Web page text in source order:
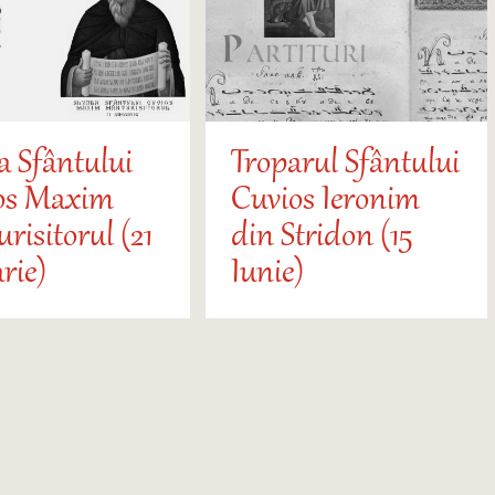
Sfântului
Maxim
(21
Troparul Sfântului
Cuvios Ieronim
din Stridon (15
Iunie)